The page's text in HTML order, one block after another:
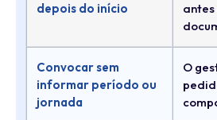
depois do início
antes
Convocar sem
informar período ou
jornada
O